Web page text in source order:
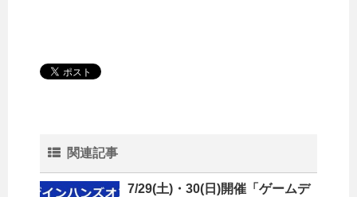
関連記事
7/29(土)・30(日)開催「ゲームデ